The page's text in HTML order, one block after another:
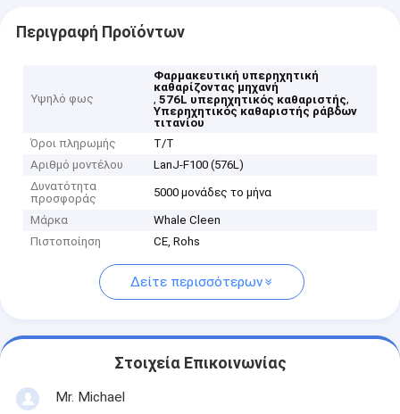
Περιγραφή Προϊόντων
Υψηλό φως
Φαρμακευτική υπερηχητική
καθαρίζοντας μηχανή
,576L υπερηχητικός καθαριστής,
Υπερηχητικός καθαριστής ράβδων
τιτανίου
Όροι πληρωμής
T/T
Αριθμό μοντέλου
LanJ-F100 (576L)
Δυνατότητα
προσφοράς
5000 μονάδες το μήνα
Μάρκα
Whale Cleen
Πιστοποίηση
CE, Rohs
Δείτε περισσότερων
Στοιχεία Επικοινωνίας
Mr. Michael